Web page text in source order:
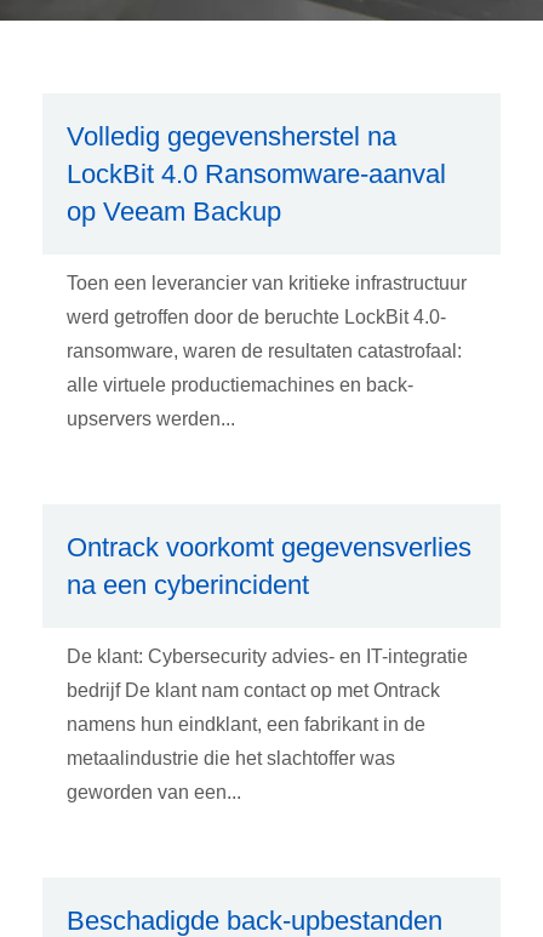
Volledig gegevensherstel na
LockBit 4.0 Ransomware-aanval
op Veeam Backup
Toen een leverancier van kritieke infrastructuur
werd getroffen door de beruchte LockBit 4.0-
ransomware, waren de resultaten catastrofaal:
alle virtuele productiemachines en back-
upservers werden...
Ontrack voorkomt gegevensverlies
na een cyberincident
De klant: Cybersecurity advies- en IT-integratie
bedrijf De klant nam contact op met Ontrack
namens hun eindklant, een fabrikant in de
metaalindustrie die het slachtoffer was
geworden van een...
Beschadigde back-upbestanden